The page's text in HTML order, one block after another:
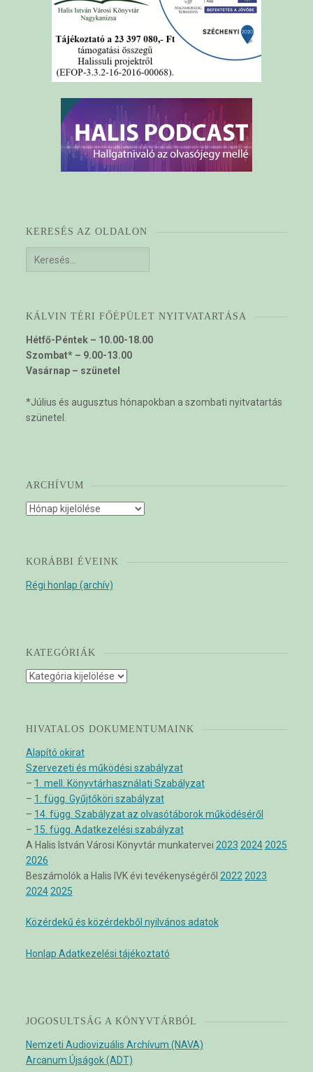
KERESÉS AZ OLDALON
Keresés:
KÁLVIN TÉRI FŐÉPÜLET NYITVATARTÁSA
Hétfő-Péntek – 10.00-18.00
Szombat* – 9.00-13.00
Vasárnap – szünetel
*Július és augusztus hónapokban a szombati nyitvatartás
szünetel.
ARCHÍVUM
Archívum
KORÁBBI ÉVEINK
Régi honlap (archív)
KATEGÓRIÁK
Kategóriák
HIVATALOS DOKUMENTUMAINK
Alapító okirat
Szervezeti és működési szabályzat
– 1. mell. Könyvtárhasználati Szabályzat
– 1. függ. Gyűjtőköri szabályzat
– 14. függ. Szabályzat az olvasótáborok működéséről
– 15. függ. Adatkezelési szabályzat
A Halis István Városi Könyvtár munkatervei 2023 2024 2025
2026
Beszámolók a Halis IVK évi tevékenységéről 2022 2023
2024 2025
Közérdekű és közérdekből nyilvános adatok
Honlap Adatkezelési tájékoztató
JOGOSULTSÁG A KÖNYVTÁRBÓL
Nemzeti Audiovizuális Archívum (NAVA)
Arcanum Újságok (ADT)